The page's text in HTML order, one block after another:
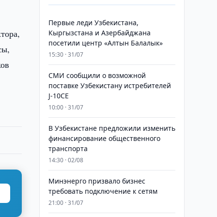
Первые леди Узбекистана,
Кыргызстана и Азербайджана
посетили центр «Алтын Балалык»
15:30 · 31/07
СМИ сообщили о возможной
поставке Узбекистану истребителей
J-10CE
10:00 · 31/07
В Узбекистане предложили изменить
финансирование общественного
транспорта
14:30 · 02/08
Минэнерго призвало бизнес
требовать подключение к сетям
21:00 · 31/07